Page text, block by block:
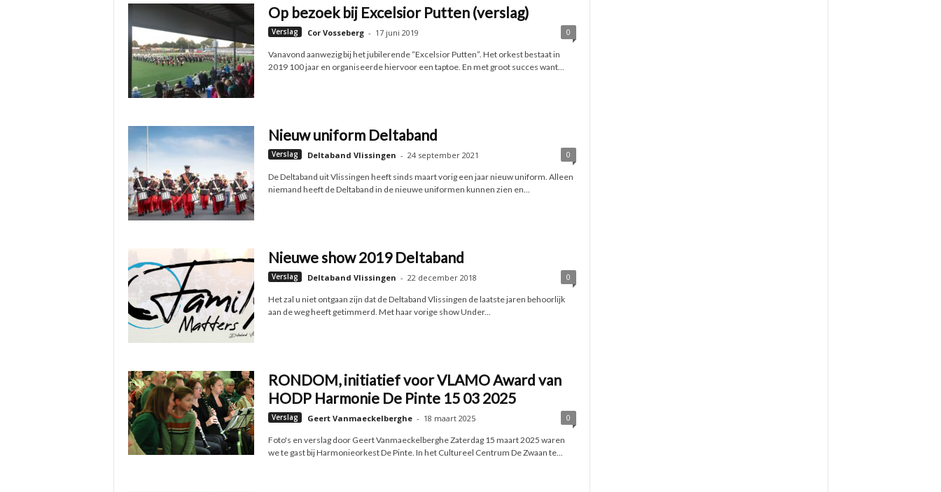
Op bezoek bij Excelsior Putten (verslag)
Verslag Cor Vosseberg - 17 juni 2019 0
Vanavond aanwezig bij het jubilerende “Excelsior Putten”. Het orkest bestaat in
2019 100 jaar en organiseerde hiervoor een taptoe. En met groot succes want...
Nieuw uniform Deltaband
Verslag Deltaband Vlissingen - 24 september 2021 0
De Deltaband uit Vlissingen heeft sinds maart vorig een jaar nieuw uniform. Alleen
niemand heeft de Deltaband in de nieuwe uniformen kunnen zien en...
Nieuwe show 2019 Deltaband
Verslag Deltaband Vlissingen - 22 december 2018 0
Het zal u niet ontgaan zijn dat de Deltaband Vlissingen de laatste jaren behoorlijk
aan de weg heeft getimmerd. Met haar vorige show Under...
RONDOM, initiatief voor VLAMO Award van
HODP Harmonie De Pinte 15 03 2025
Verslag Geert Vanmaeckelberghe - 18 maart 2025 0
Foto's en verslag door Geert Vanmaeckelberghe Zaterdag 15 maart 2025 waren
we te gast bij Harmonieorkest De Pinte. In het Cultureel Centrum De Zwaan te...